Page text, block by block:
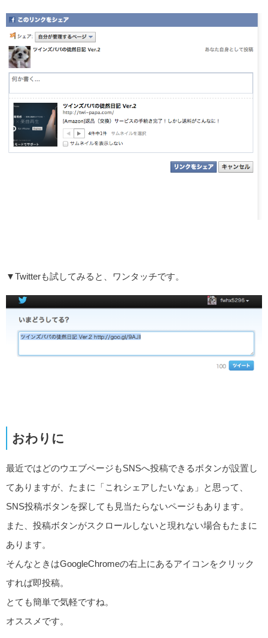
▼Twitterも試してみると、ワンタッチです。
おわりに
最近ではどのウエブページもSNSへ投稿できるボタンが設置し
てありますが、たまに「これシェアしたいなぁ」と思って、
SNS投稿ボタンを探しても見当たらないページもあります。
また、投稿ボタンがスクロールしないと現れない場合もたまに
あります。
そんなときはGoogleChromeの右上にあるアイコンをクリック
すれば即投稿。
とても簡単で気軽ですね。
オススメです。